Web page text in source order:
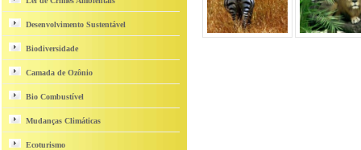
Desenvolvimento Sustentável
Biodiversidade
Camada de Ozônio
Bio Combustível
Mudanças Climáticas
Ecoturismo